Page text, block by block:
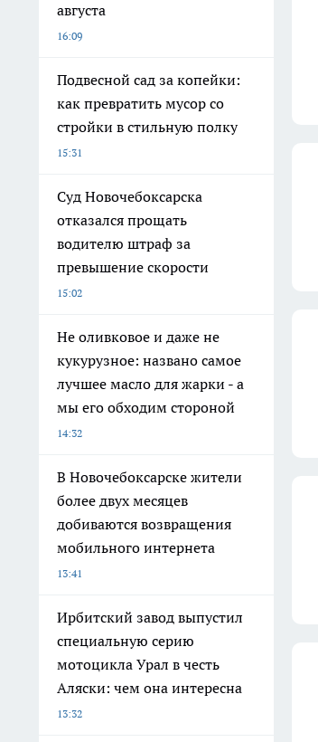
августа
16:09
Подвесной сад за копейки:
как превратить мусор со
стройки в стильную полку
15:31
Суд Новочебоксарска
отказался прощать
водителю штраф за
превышение скорости
15:02
Не оливковое и даже не
кукурузное: названо самое
лучшее масло для жарки - а
мы его обходим стороной
14:32
В Новочебоксарске жители
более двух месяцев
добиваются возвращения
мобильного интернета
13:41
Ирбитский завод выпустил
специальную серию
мотоцикла Урал в честь
Аляски: чем она интересна
13:32